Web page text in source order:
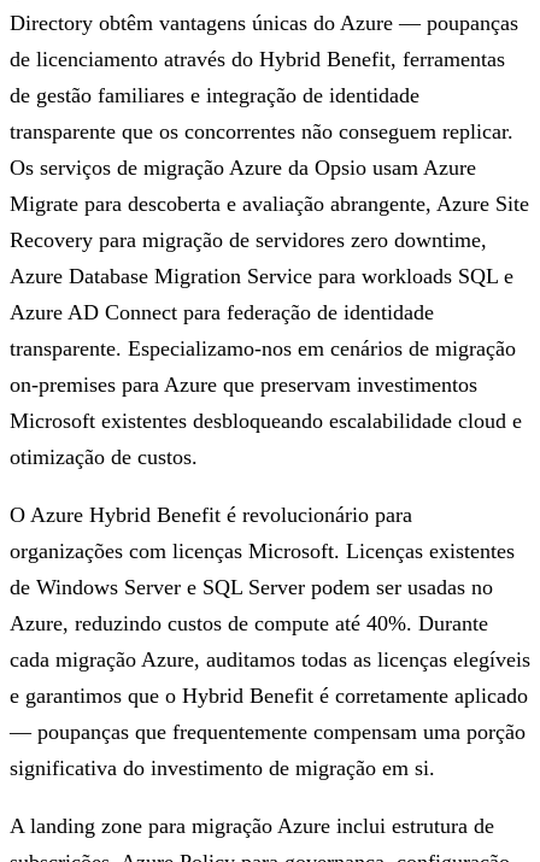
Directory obtêm vantagens únicas do Azure — poupanças
de licenciamento através do Hybrid Benefit, ferramentas
de gestão familiares e integração de identidade
transparente que os concorrentes não conseguem replicar.
Os serviços de migração Azure da Opsio usam Azure
Migrate para descoberta e avaliação abrangente, Azure Site
Recovery para migração de servidores zero downtime,
Azure Database Migration Service para workloads SQL e
Azure AD Connect para federação de identidade
transparente. Especializamo-nos em cenários de migração
on-premises para Azure que preservam investimentos
Microsoft existentes desbloqueando escalabilidade cloud e
otimização de custos.
O Azure Hybrid Benefit é revolucionário para
organizações com licenças Microsoft. Licenças existentes
de Windows Server e SQL Server podem ser usadas no
Azure, reduzindo custos de compute até 40%. Durante
cada migração Azure, auditamos todas as licenças elegíveis
e garantimos que o Hybrid Benefit é corretamente aplicado
— poupanças que frequentemente compensam uma porção
significativa do investimento de migração em si.
A landing zone para migração Azure inclui estrutura de